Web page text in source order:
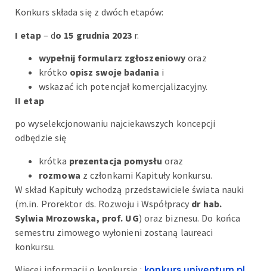
Konkurs składa się z dwóch etapów:
I etap– do 15 grudnia 2023r.
wypełnij formularz zgłoszeniowy oraz
krótko opisz swoje badania i
wskazać ich potencjał komercjalizacyjny.
II etap
po wyselekcjonowaniu najciekawszych koncepcji
odbędzie się
krótka prezentacja pomysłu oraz
rozmowa z członkami Kapituły konkursu.
W skład Kapituły wchodzą przedstawiciele świata nauki
(m.in. Prorektor ds. Rozwoju i Współpracy dr hab.
Sylwia Mrozowska, prof. UG) oraz biznesu. Do końca
semestru zimowego wyłonieni zostaną laureaci
konkursu.